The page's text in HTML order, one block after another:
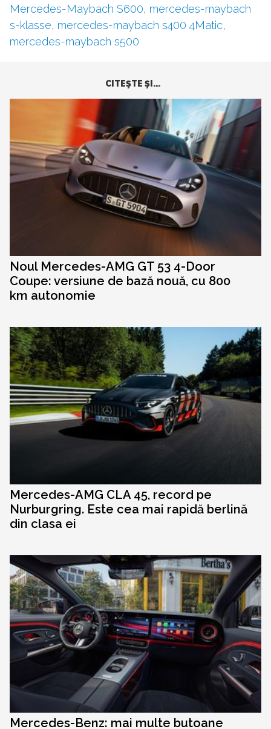
Mercedes-Maybach S600, mercedes-maybach
s-klasse, mercedes-maybach s400 4Matic,
mercedes-maybach s500
CITEŞTE ŞI...
Noul Mercedes-AMG GT 53 4-Door
Coupe: versiune de bază nouă, cu 800
km autonomie
Mercedes-AMG CLA 45, record pe
Nurburgring. Este cea mai rapidă berlină
din clasa ei
Mercedes-Benz: mai multe butoane